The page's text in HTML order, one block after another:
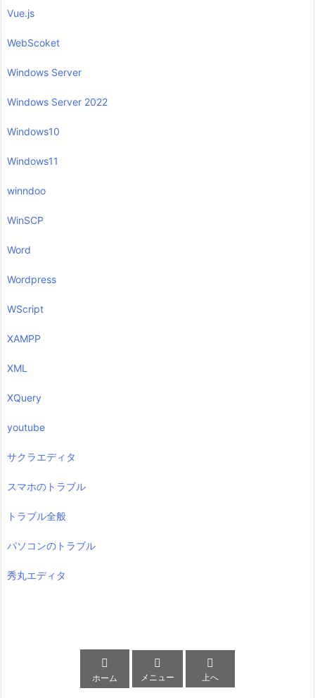
Vue.js
WebScoket
Windows Server
Windows Server 2022
Windows10
Windows11
winndoo
WinSCP
Word
Wordpress
WScript
XAMPP
XML
XQuery
youtube
サクラエディタ
スマホのトラブル
トラブル全般
パソコンのトラブル
秀丸エディタ

ホーム

メニュー

上へ